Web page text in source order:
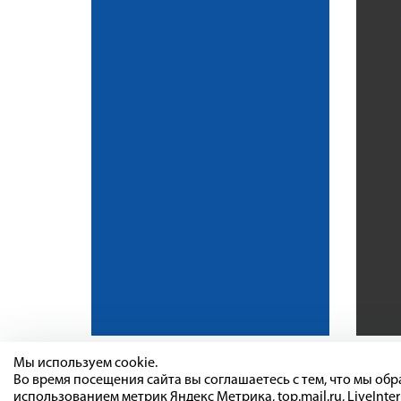
Мы используем cookie.
Во время посещения сайта вы соглашаетесь с тем, что мы
использованием метрик Яндекс Метрика, top.mail.ru,